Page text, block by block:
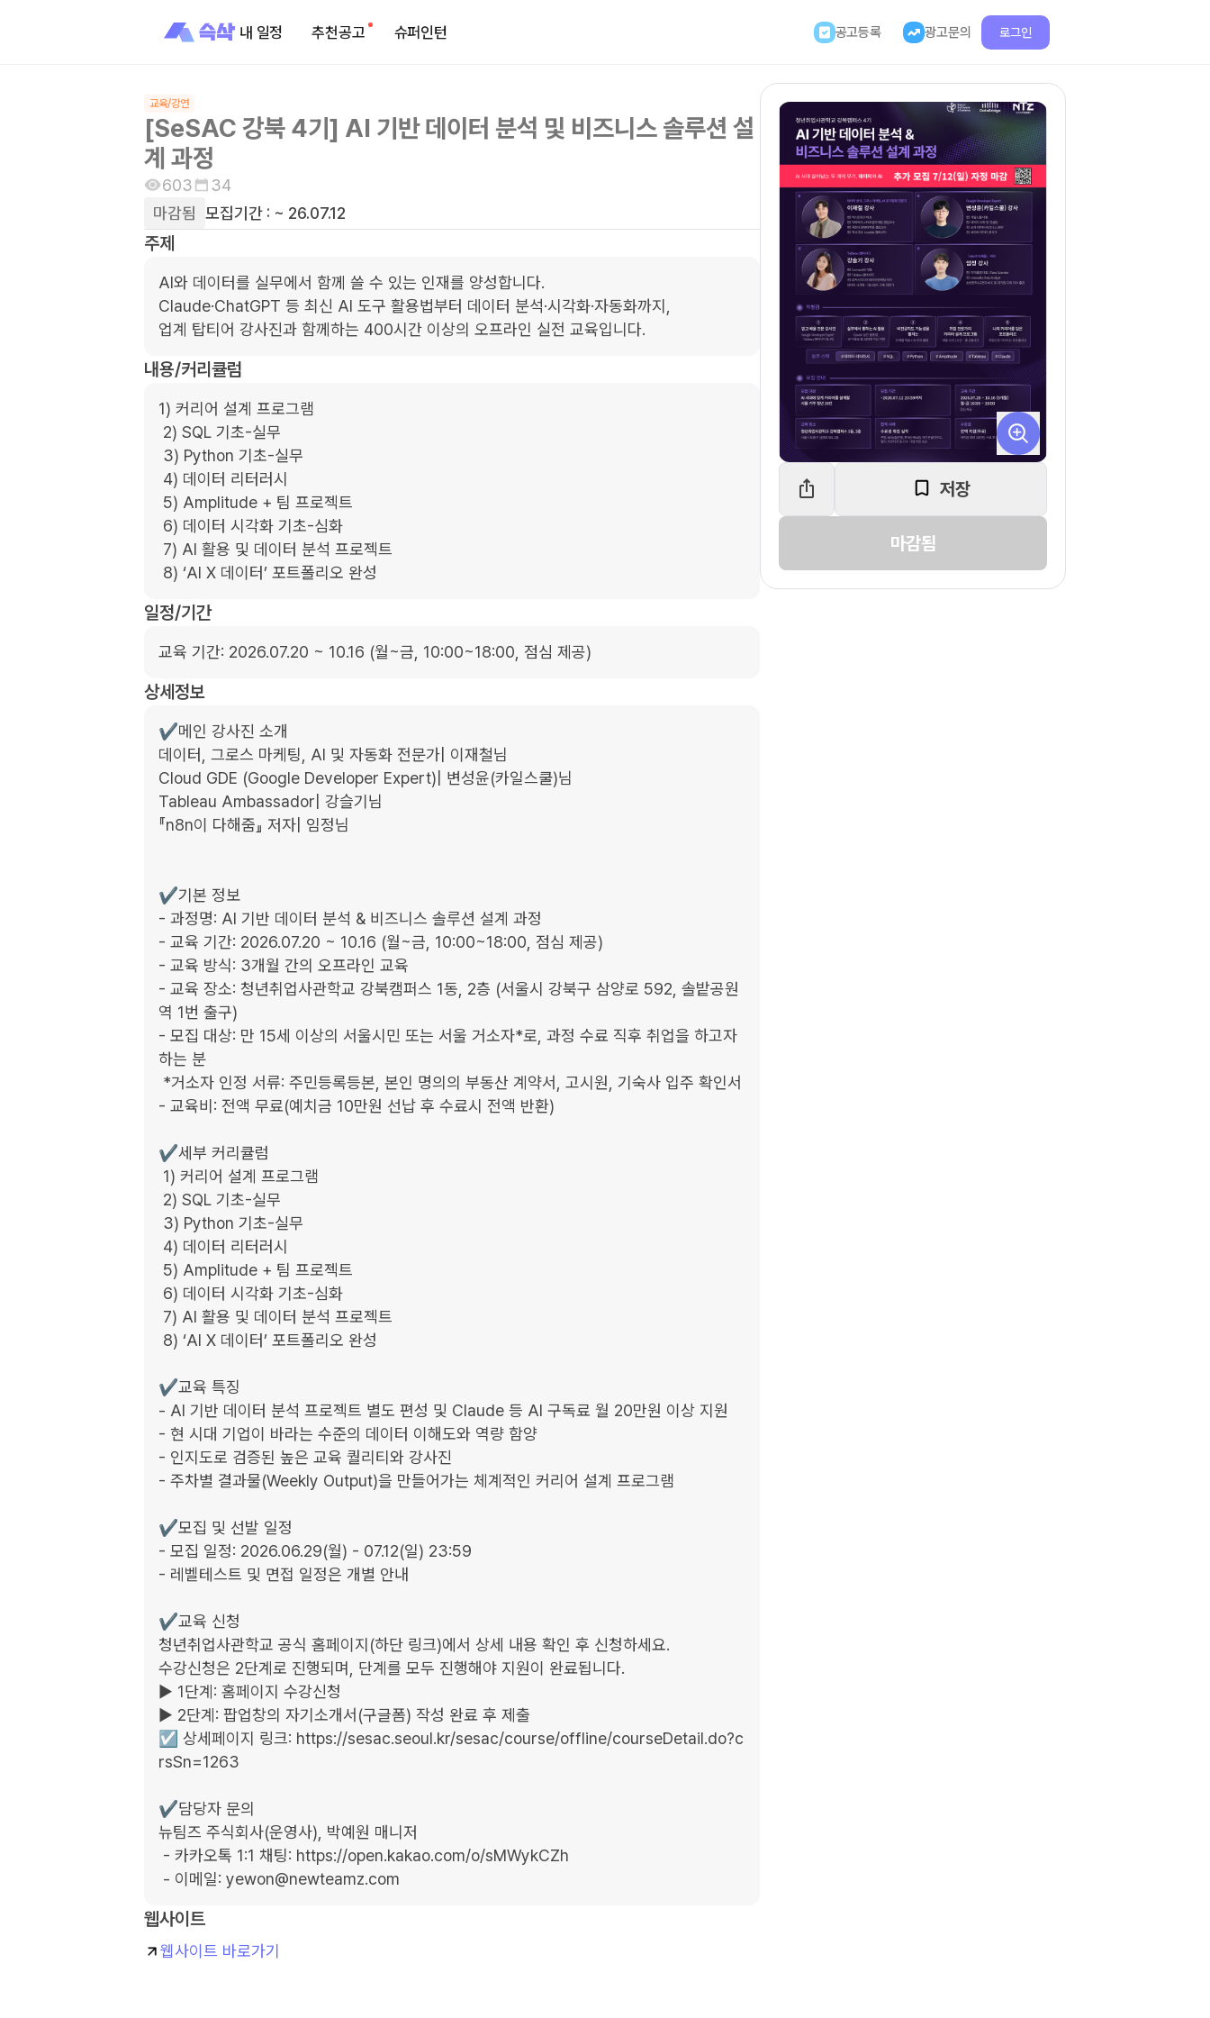
내 일정 추천공고 슈퍼인턴 공고등록 광고문의 로그인
교육/강연
[SeSAC 강북 4기] AI 기반 데이터 분석 및 비즈니스 솔루션 설
계 과정
603
34
마감됨 모집기간 : ~ 26.07.12
주제
AI와 데이터를 실무에서 함께 쓸 수 있는 인재를 양성합니다.
Claude·ChatGPT 등 최신 AI 도구 활용법부터 데이터 분석·시각화·자동화까지,
업계 탑티어 강사진과 함께하는 400시간 이상의 오프라인 실전 교육입니다.
내용/커리큘럼
1) 커리어 설계 프로그램
8) ‘AI X 데이터’ 포트폴리오 완성
일정/기간
교육 기간: 2026.07.20 ~ 10.16 (월~금, 10:00~18:00, 점심 제공)
상세정보
✔️메인 강사진 소개
데이터, 그로스 마케팅, AI 및 자동화 전문가| 이재철님
Cloud GDE (Google Developer Expert)| 변성윤(카일스쿨)님
Tableau Ambassador| 강슬기님
『n8n이 다해줌』 저자| 임정님
✔️기본 정보
- 과정명: AI 기반 데이터 분석 & 비즈니스 솔루션 설계 과정
- 교육 기간: 2026.07.20 ~ 10.16 (월~금, 10:00~18:00, 점심 제공)
- 교육 방식: 3개월 간의 오프라인 교육
- 교육 장소: 청년취업사관학교 강북캠퍼스 1동, 2층 (서울시 강북구 삼양로 592, 솔밭공원
역 1번 출구)
- 모집 대상: 만 15세 이상의 서울시민 또는 서울 거소자*로, 과정 수료 직후 취업을 하고자
하는 분
- 교육비: 전액 무료(예치금 10만원 선납 후 수료시 전액 반환)
✔️세부 커리큘럼
✔️교육 특징
- AI 기반 데이터 분석 프로젝트 별도 편성 및 Claude 등 AI 구독료 월 20만원 이상 지원
- 현 시대 기업이 바라는 수준의 데이터 이해도와 역량 함양
- 인지도로 검증된 높은 교육 퀄리티와 강사진
- 주차별 결과물(Weekly Output)을 만들어가는 체계적인 커리어 설계 프로그램
✔️모집 및 선발 일정
- 모집 일정: 2026.06.29(월) - 07.12(일) 23:59
- 레벨테스트 및 면접 일정은 개별 안내
✔️교육 신청
청년취업사관학교 공식 홈페이지(하단 링크)에서 상세 내용 확인 후 신청하세요.
수강신청은 2단계로 진행되며, 단계를 모두 진행해야 지원이 완료됩니다.​
▶ 1단계: 홈페이지 수강신청​
▶ 2단계: 팝업창의 자기소개서(구글폼) 작성 완료 후 제출​
☑️ 상세페이지 링크: https://sesac.seoul.kr/sesac/course/offline/courseDetail.do?c
rsSn=1263
✔️담당자 문의
뉴팀즈 주식회사(운영사), 박예원 매니저
- 이메일: yewon@newteamz.com
웹사이트
웹사이트 바로가기
저장
마감됨